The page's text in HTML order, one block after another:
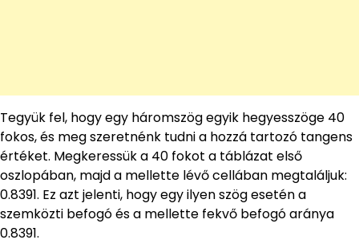
Tegyük fel, hogy egy háromszög egyik hegyesszöge 40
fokos, és meg szeretnénk tudni a hozzá tartozó tangens
értéket. Megkeressük a 40 fokot a táblázat első
oszlopában, majd a mellette lévő cellában megtaláljuk:
0.8391. Ez azt jelenti, hogy egy ilyen szög esetén a
szemközti befogó és a mellette fekvő befogó aránya
0.8391.